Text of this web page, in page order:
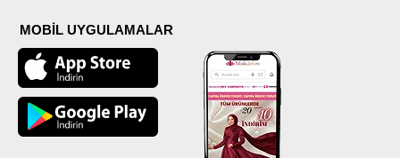
MOBİL UYGULAMALAR